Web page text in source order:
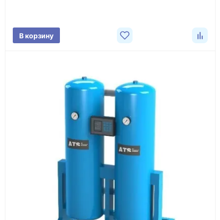
Подбираем оборудование, рассчитываем
стоимость товара и ориентировочную стоимость
Счёт и оплата
Согласовываем условия, готовим счёт, договор
В корзину